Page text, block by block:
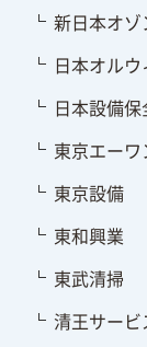
新日本オゾ
日本オル
日本設備保
東京エー
東京設備
東和興業
東武清掃
清王サービ